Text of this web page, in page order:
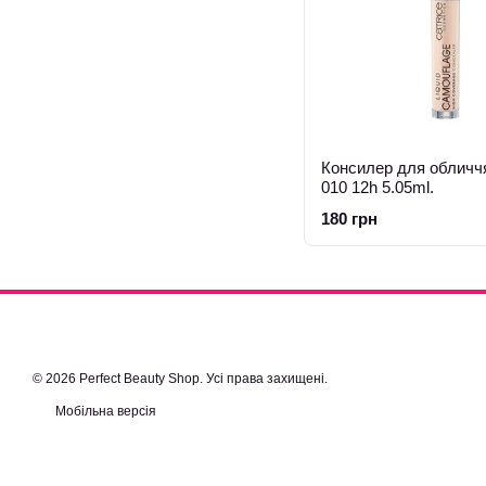
Консилер для
010 12h 5.05ml.
180 грн
© 2026 Perfect Beauty Shop. Усі права захищені.
Мобільна версія